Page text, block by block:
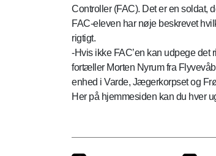
Controller (FAC). Det er en soldat,
FAC-eleven har nøje beskrevet
rigtigt.
-Hvis ikke FAC’en kan udpege det
fortæller Morten Nyrum fra
enhed i Varde, Jægerkorpset og
Her på hjemmesiden kan du hver